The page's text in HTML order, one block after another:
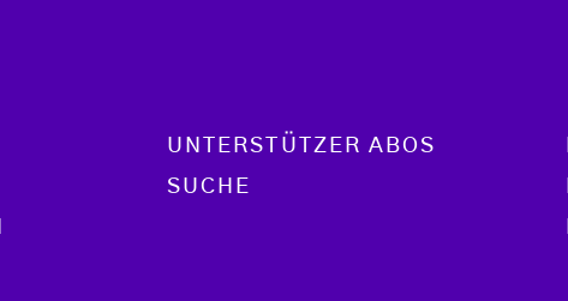
UNTERSTÜTZER ABOS
SUCHE